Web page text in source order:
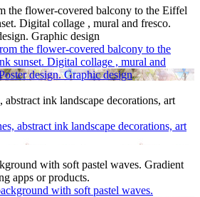
the flower-covered balcony to the Eiffel
Digital collage , mural and fresco.
Graphic design
abstract ink landscape decorations, art
with soft pastel waves. Gradient
apps or products.